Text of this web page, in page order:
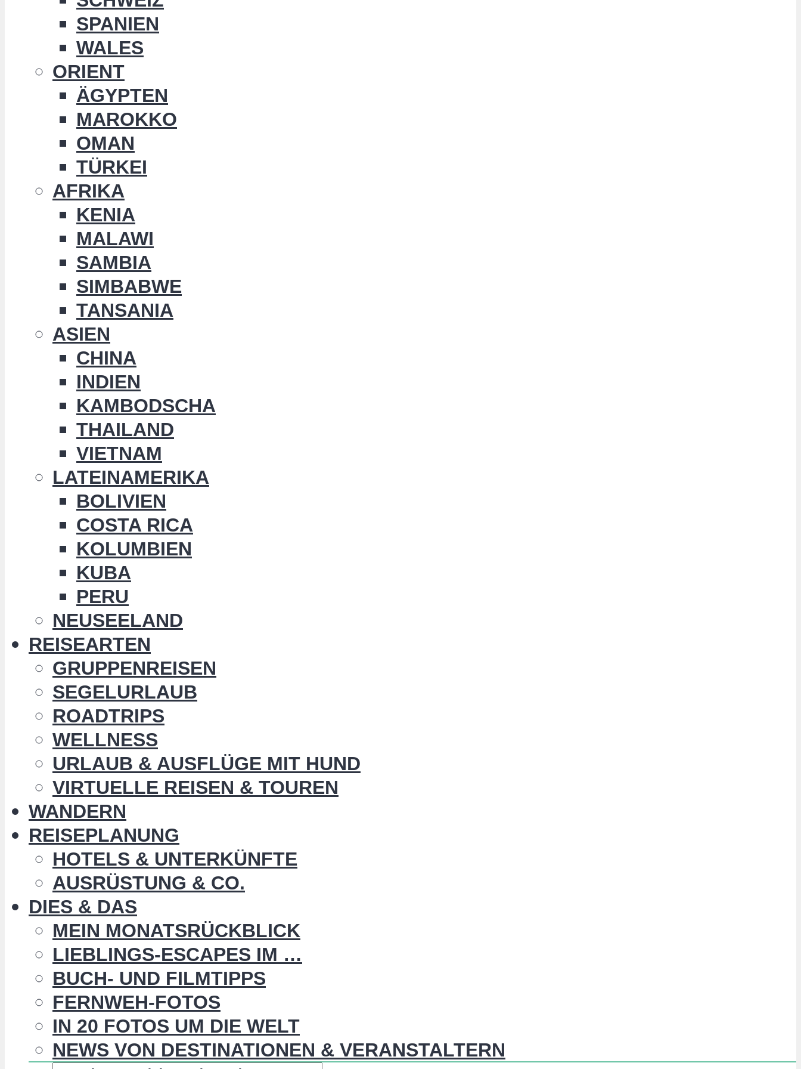
SPANIEN
WALES
ORIENT
ÄGYPTEN
MAROKKO
OMAN
TÜRKEI
AFRIKA
KENIA
MALAWI
SAMBIA
SIMBABWE
TANSANIA
ASIEN
CHINA
INDIEN
KAMBODSCHA
THAILAND
VIETNAM
LATEINAMERIKA
BOLIVIEN
COSTA RICA
KOLUMBIEN
KUBA
PERU
NEUSEELAND
REISEARTEN
GRUPPENREISEN
SEGELURLAUB
ROADTRIPS
WELLNESS
URLAUB & AUSFLÜGE MIT HUND
VIRTUELLE REISEN & TOUREN
WANDERN
REISEPLANUNG
HOTELS & UNTERKÜNFTE
AUSRÜSTUNG & CO.
DIES & DAS
MEIN MONATSRÜCKBLICK
LIEBLINGS-ESCAPES IM …
BUCH- UND FILMTIPPS
FERNWEH-FOTOS
IN 20 FOTOS UM DIE WELT
NEWS VON DESTINATIONEN & VERANSTALTERN